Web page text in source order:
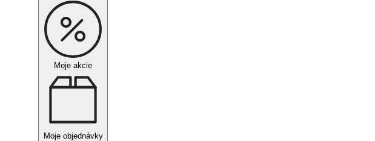
Moje akcie
Moje objednávky